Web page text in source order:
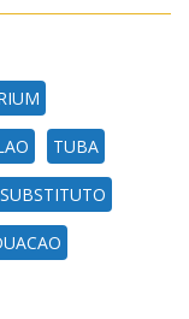
TUBA